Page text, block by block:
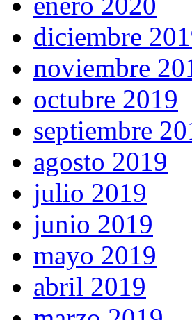
diciembre
noviembre
octubre 2019
septiembre
agosto 2019
julio 2019
junio 2019
mayo 2019
abril 2019